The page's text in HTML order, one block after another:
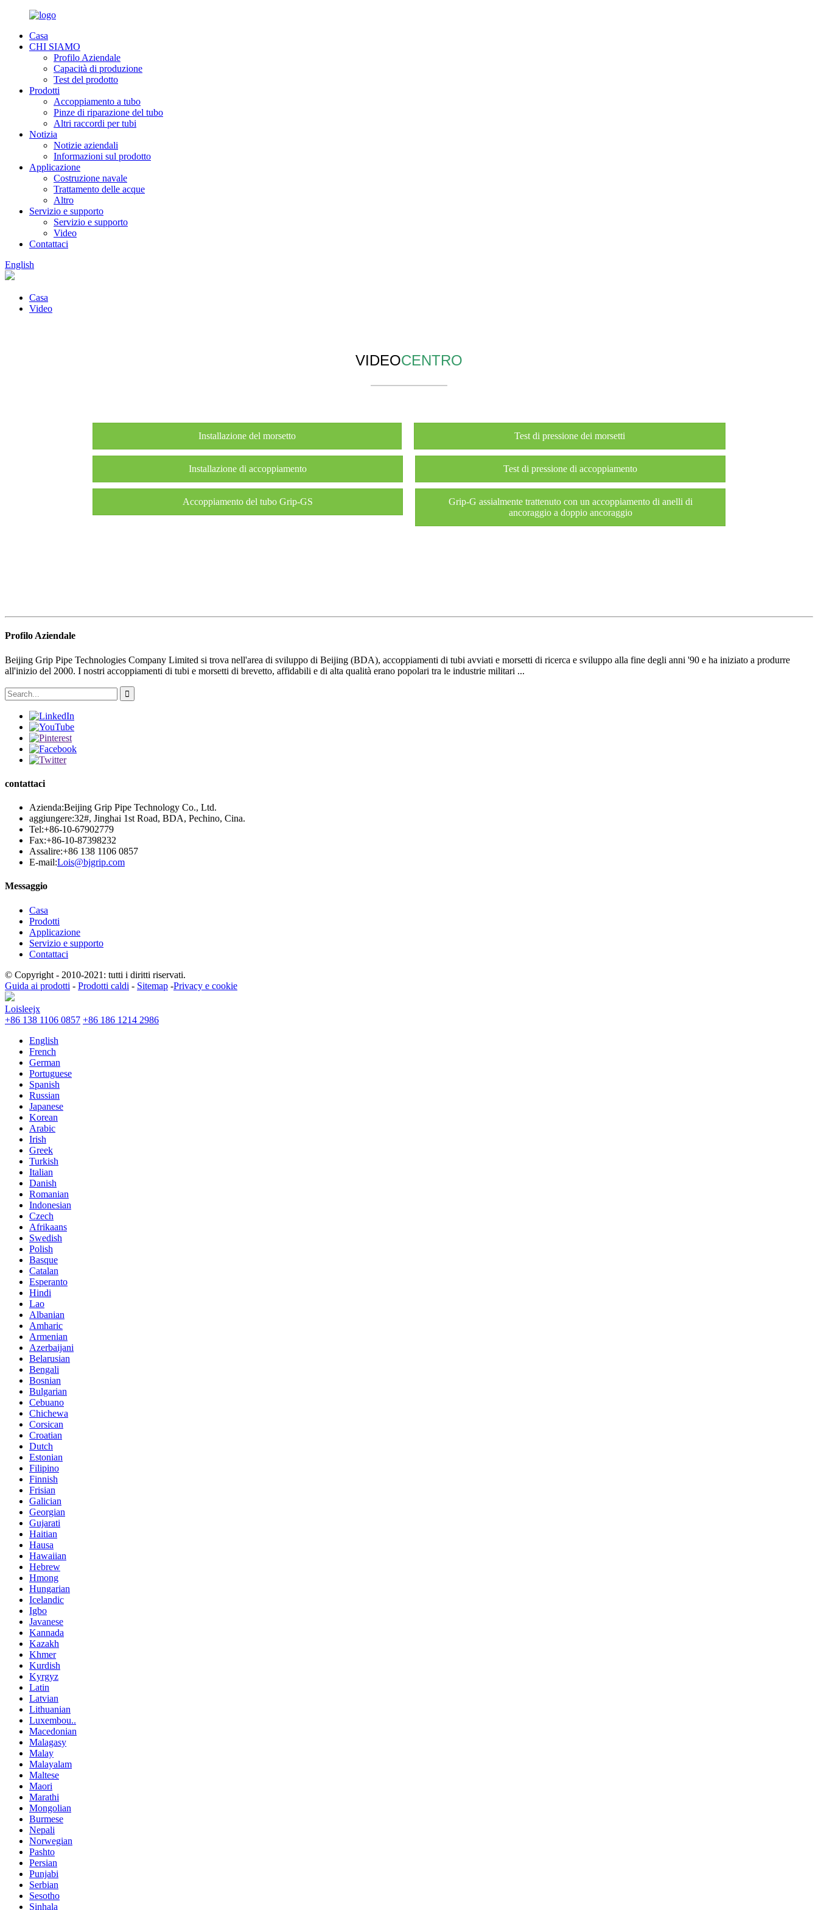
Casa
CHI SIAMO
Profilo Aziendale
Capacità di produzione
Test del prodotto
Prodotti
Accoppiamento a tubo
Pinze di riparazione del tubo
Altri raccordi per tubi
Notizia
Notizie aziendali
Informazioni sul prodotto
Applicazione
Costruzione navale
Trattamento delle acque
Altro
Servizio e supporto
Servizio e supporto
Video
Contattaci
English
Casa
Video
VIDEOCENTRO
Installazione del morsetto Test di pressione dei morsetti
Installazione di accoppiamento Test di pressione di accoppiamento
Accoppiamento del tubo Grip-GS
Grip-G assialmente trattenuto con un accoppiamento di anelli di
ancoraggio a doppio ancoraggio
Profilo Aziendale
Beijing Grip Pipe Technologies Company Limited si trova nell'area di sviluppo di Beijing (BDA), accoppiamenti di tubi avviati e morsetti di ricerca e sviluppo alla fine degli anni '90 e ha iniziato a produrre
all'inizio del 2000. I nostri accoppiamenti di tubi e morsetti di brevetto, affidabili e di alta qualità erano popolari tra le industrie militari ...
contattaci
Azienda:Beijing Grip Pipe Technology Co., Ltd.
aggiungere:32#, Jinghai 1st Road, BDA, Pechino, Cina.
Tel:+86-10-67902779
Fax:+86-10-87398232
Assalire:+86 138 1106 0857
E-mail:Lois@bjgrip.com
Messaggio
Casa
Prodotti
Applicazione
Servizio e supporto
Contattaci
© Copyright - 2010-2021: tutti i diritti riservati.
Guida ai prodotti - Prodotti caldi - Sitemap -Privacy e cookie
Loisleejx
+86 138 1106 0857 +86 186 1214 2986
English
French
German
Portuguese
Spanish
Russian
Japanese
Korean
Arabic
Irish
Greek
Turkish
Italian
Danish
Romanian
Indonesian
Czech
Afrikaans
Swedish
Polish
Basque
Catalan
Esperanto
Hindi
Lao
Albanian
Amharic
Armenian
Azerbaijani
Belarusian
Bengali
Bosnian
Bulgarian
Cebuano
Chichewa
Corsican
Croatian
Dutch
Estonian
Filipino
Finnish
Frisian
Galician
Georgian
Gujarati
Haitian
Hausa
Hawaiian
Hebrew
Hmong
Hungarian
Icelandic
Igbo
Javanese
Kannada
Kazakh
Khmer
Kurdish
Kyrgyz
Latin
Latvian
Lithuanian
Luxembou..
Macedonian
Malagasy
Malay
Malayalam
Maltese
Maori
Marathi
Mongolian
Burmese
Nepali
Norwegian
Pashto
Persian
Punjabi
Serbian
Sesotho
Sinhala